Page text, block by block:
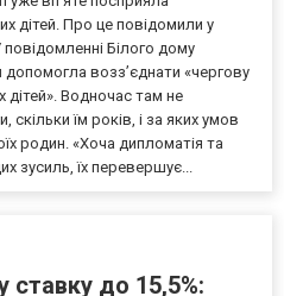
дітей. Про це повідомили у
Білого дому
возз’єднати «чергову
дітей». Водночас там не
скільки їм років, і за яких умов
родин. «Хоча дипломатія та
зусиль, їх перевершує...
ставку до 15,5%: